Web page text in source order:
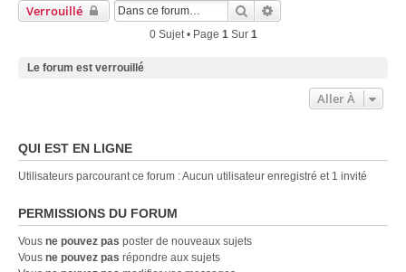
Verrouillé Rechercher
0 Sujet • Page 1 Sur 1
Le forum est verrouillé
Aller À
QUI EST EN LIGNE
Utilisateurs parcourant ce forum : Aucun utilisateur enregistré et 1 invité
PERMISSIONS DU FORUM
Vous ne pouvez pas poster de nouveaux sujets
Vous ne pouvez pas répondre aux sujets